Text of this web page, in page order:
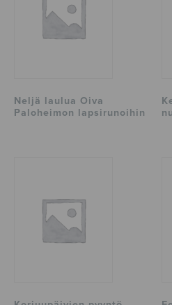
Neljä laulua Oiva
Paloheimon lapsirunoihin